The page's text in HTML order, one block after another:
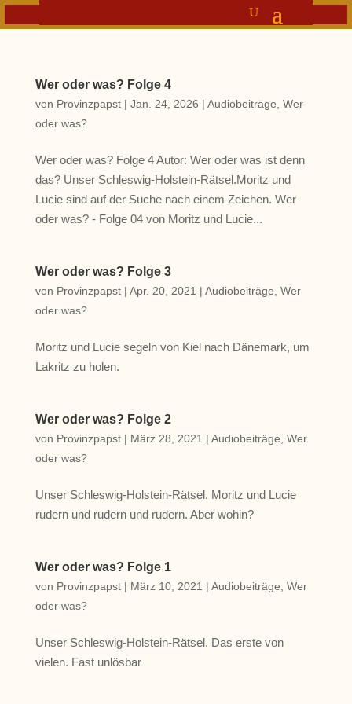
Wer oder was? Folge 4
von Provinzpapst| Jan. 24, 2026 | Audiobeiträge Wer
oder was?
Wer oder was? Folge 4 Autor: Wer oder was ist denn
das? Unser Schleswig-Holstein-Rätsel.Moritz und
Lucie sind auf der Suche nach einem Zeichen. Wer
oder was? - Folge 04 von Moritz und Lucie...
Wer oder was? Folge 3
von Provinzpapst| Apr. 20, 2021 | Audiobeiträge Wer
oder was?
Moritz und Lucie segeln von Kiel nach Dänemark, um
Lakritz zu holen.
Wer oder was? Folge 2
von Provinzpapst| März 28, 2021 | Audiobeiträge Wer
oder was?
Unser Schleswig-Holstein-Rätsel. Moritz und Lucie
rudern und rudern und rudern. Aber wohin?
Wer oder was? Folge 1
von Provinzpapst| März 10, 2021 | Audiobeiträge Wer
oder was?
Unser Schleswig-Holstein-Rätsel. Das erste von
vielen. Fast unlösbar